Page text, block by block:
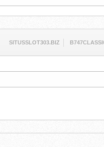
SITUSSLOT303.BIZ